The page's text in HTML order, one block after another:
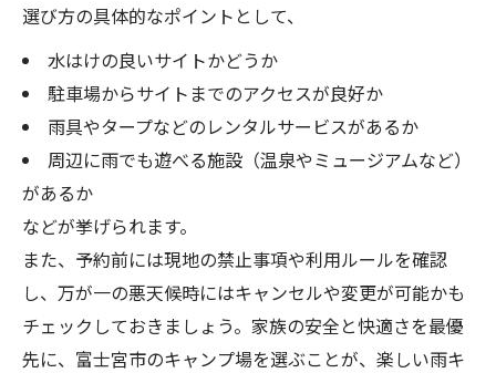
選び方の具体的なポイントとして、
水はけの良いサイトかどうか
駐車場からサイトまでのアクセスが良好か
雨具やタープなどのレンタルサービスがあるか
周辺に雨でも遊べる施設（温泉やミュージアムなど）
があるか
などが挙げられます。
また、予約前には現地の禁止事項や利用ルールを確認
し、万が一の悪天候時にはキャンセルや変更が可能かも
チェックしておきましょう。家族の安全と快適さを最優
先に、富士宮市のキャンプ場を選ぶことが、楽しい雨キ